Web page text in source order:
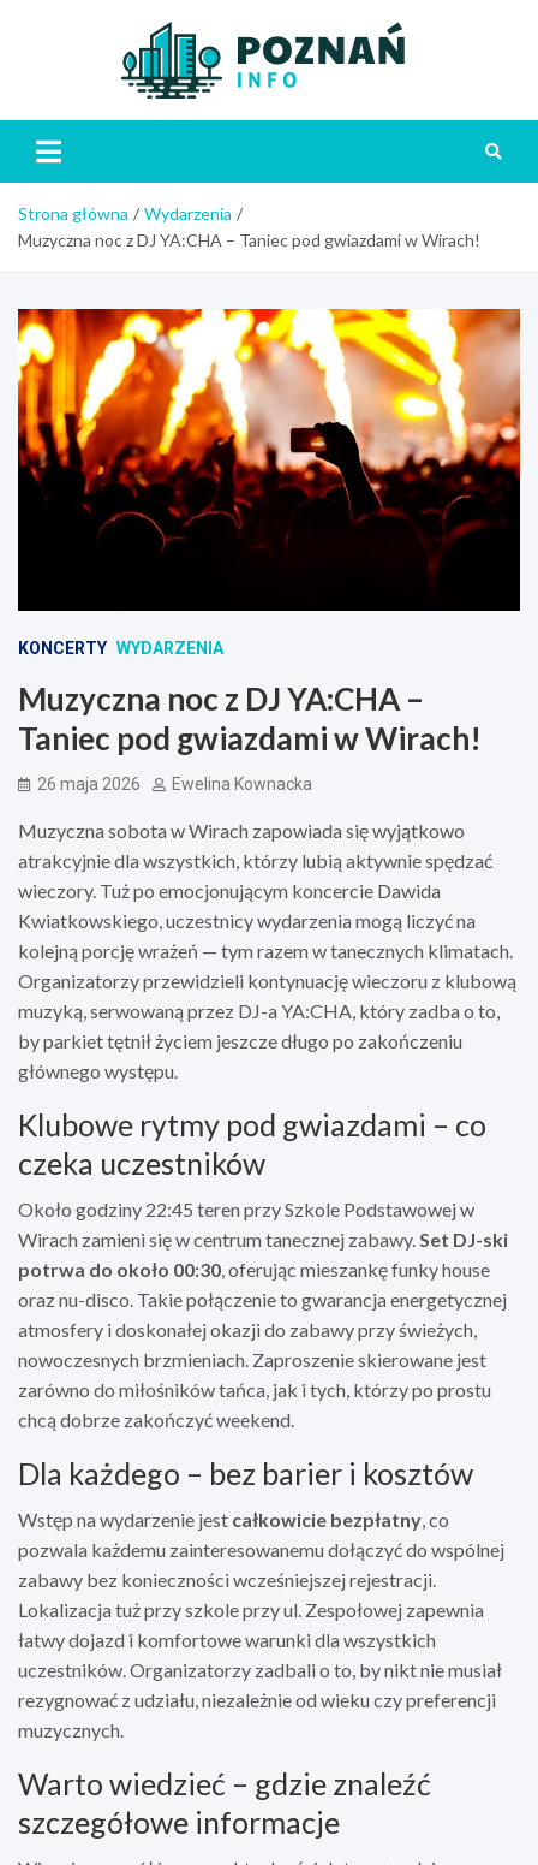
Strona główna
Wydarzenia
Muzyczna noc z DJ YA:CHA – Taniec pod gwiazdami w Wirach!
KONCERTY WYDARZENIA
Muzyczna noc z DJ YA:CHA –
Taniec pod gwiazdami w Wirach!
26 maja 2026 Ewelina Kownacka
Muzyczna sobota w Wirach zapowiada się wyjątkowo
atrakcyjnie dla wszystkich, którzy lubią aktywnie spędzać
wieczory. Tuż po emocjonującym koncercie Dawida
Kwiatkowskiego, uczestnicy wydarzenia mogą liczyć na
kolejną porcję wrażeń — tym razem w tanecznych klimatach.
Organizatorzy przewidzieli kontynuację wieczoru z klubową
muzyką, serwowaną przez DJ-a YA:CHA, który zadba o to,
by parkiet tętnił życiem jeszcze długo po zakończeniu
głównego występu.
Klubowe rytmy pod gwiazdami – co
czeka uczestników
Około godziny 22:45 teren przy Szkole Podstawowej w
Wirach zamieni się w centrum tanecznej zabawy. Set DJ-ski
potrwa do około 00:30 , oferując mieszankę funky house
oraz nu-disco. Takie połączenie to gwarancja energetycznej
atmosfery i doskonałej okazji do zabawy przy świeżych,
nowoczesnych brzmieniach. Zaproszenie skierowane jest
zarówno do miłośników tańca, jak i tych, którzy po prostu
chcą dobrze zakończyć weekend.
Dla każdego – bez barier i kosztów
Wstęp na wydarzenie jest całkowicie bezpłatny , co
pozwala każdemu zainteresowanemu dołączyć do wspólnej
zabawy bez konieczności wcześniejszej rejestracji.
Lokalizacja tuż przy szkole przy ul. Zespołowej zapewnia
łatwy dojazd i komfortowe warunki dla wszystkich
uczestników. Organizatorzy zadbali o to, by nikt nie musiał
rezygnować z udziału, niezależnie od wieku czy preferencji
muzycznych.
Warto wiedzieć – gdzie znaleźć
szczegółowe informacje